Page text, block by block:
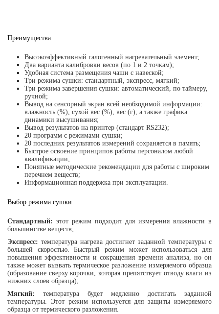
Преимущества
Высокоэффективный галогенный нагревательный элемент;
Два варианта калибровки весов (по 1 и 2 точкам);
Удобная система размещения чаши с навеской;
Три режима сушки: стандартный, экспресс, мягкий;
Три режима завершения сушки: автоматический, по таймеру,
ручной;
Вывод на сенсорный экран всей необходимой информации:
влажность (%), сухой вес (%), вес (г), а также графика
динамики высушивания;
Вывод результатов на принтер (стандарт RS232);
20 программ с режимами сушки;
20 последних результатов измерений сохраняется в память;
Быстрое освоение принципов работы персоналом любой
квалификации;
Понятные методические рекомендации для работы с широким
перечнем веществ;
Информационная поддержка при эксплуатации.
Выбор режима сушки
Стандартный: этот режим подходит для измерения влажности в
большинстве веществ;
Экспресс: температура нагрева достигнет заданной температуры с
большей скоростью. Быстрый режим может использоваться для
повышения эффективности и сокращения времени анализа, но он
также может вызвать термическое разложение измеряемого образца
(образование сверху корочки, которая препятствует отводу влаги из
нижних слоев образца);
Мягкий: температура будет медленно достигать заданной
температуры. Этот режим используется для защиты измеряемого
образца от термического разложения.